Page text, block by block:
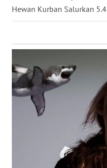
Hewan Kurban Salurkan
KALSEL
KALTIM
WN
SULSEL
WN